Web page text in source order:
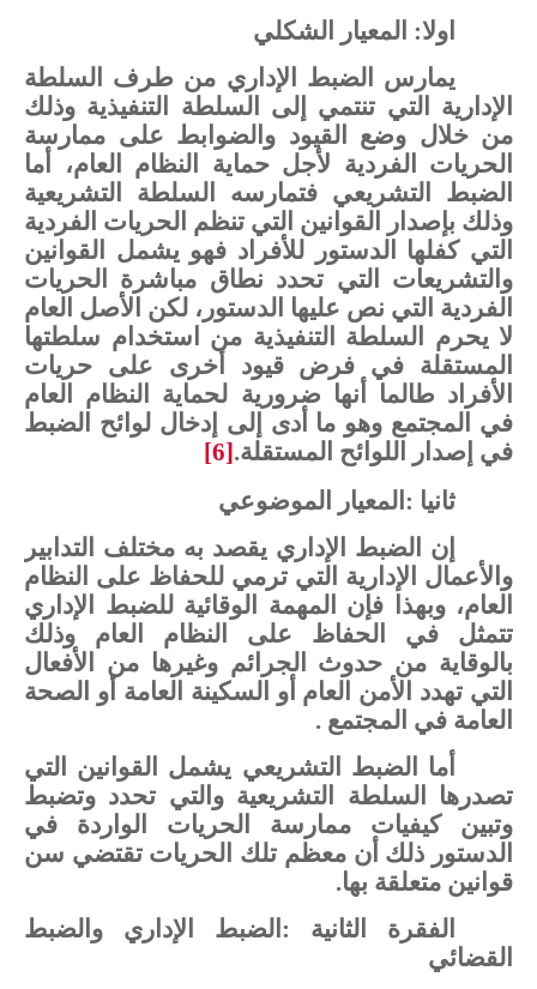
اولا: المعيار
الشكلي
يمارس
الضبط الإداري من طرف
السلطة
الإدارية
التي تنتمي إلى السلطة التنفيذية وذلك
من خلال وضع القيود والضوابط على ممارسة
الحريات
الفردية لأجل حماية النظام العام،
أما
الضبط
التشريعي فتمارسه السلطة
التشريعية
وذلك بإصدار القوانين التي تنظم الحريات الفردية
التي كفلها الدستور للأفراد فهو يشمل
القوانين
والتشريعات
التي تحدد نطاق مباشرة
الحريات
الفردية التي نص عليها الدستور، لكن الأصل العام
لا يحرم السلطة التنفيذية من استخدام سلطتها
المستقلة في فرض قيود أخرى على حريات
الأفراد طالما أنها ضرورية لحماية النظام
العام
في المجتمع وهو ما أدى إلى إدخال لوائح الضبط
في إصدار اللوائح المستقلة.[6]
ثانيا :المعيار
الموضوعي
إن الضبط الإداري يقصد به مختلف التدابير
والأعمال الإدارية التي ترمي للحفاظ على النظام
العام، وبهذا فإن المهمة الوقائية للضبط
الإداري
تتمثل
في الحفاظ على النظام العام
وذلك
بالوقاية من حدوث الجرائم وغيرها من
الأفعال
التي تهدد الأمن العام أو السكينة العامة أو الصحة
العامة في المجتمع .
أما
الضبط التشريعي يشمل القوانين
التي
تصدرها
السلطة التشريعية والتي تحدد وتضبط
وتبين
كيفيات ممارسة الحريات الواردة
في
الدستور ذلك أن معظم تلك الحريات تقتضي سن
قوانين متعلقة بها.
الفقرة الثانية : الضبط الإداري
والضبط
القضائي